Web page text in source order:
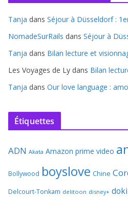
Tanja dans Séjour à Düsseldorf :
NomadeSurRails dans Séjour à
Tanja dans Bilan lecture et
Les Voyages de Ly dans Bilan
Tanja dans Our love language :
Étiquettes
ADN Akata Amazon prime video
Bollywood boyslove Chine
Delcourt-Tonkam delitoon disney+